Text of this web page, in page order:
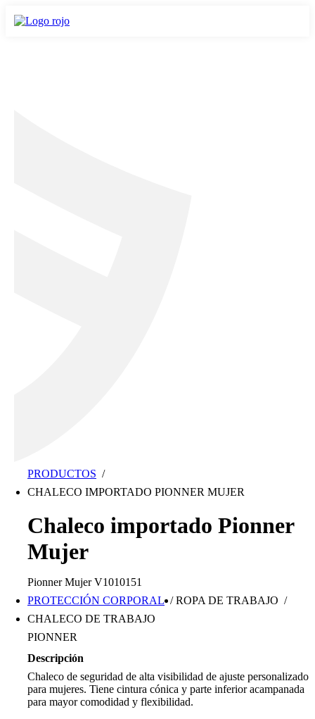
PRODUCTOS /
CHALECO IMPORTADO PIONNER MUJER
Chaleco importado Pionner
Mujer
Pionner Mujer V1010151
PROTECCIÓN CORPORAL / ROPA DE TRABAJO /
CHALECO DE TRABAJO
PIONNER
Descripción
Chaleco de seguridad de alta visibilidad de ajuste personalizado
para mujeres. Tiene cintura cónica y parte inferior acampanada
para mayor comodidad y flexibilidad.